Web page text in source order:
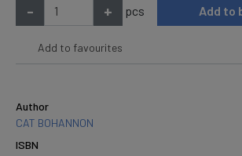
- + pcs Add to
Add to favourites
Author
CAT BOHANNON
ISBN